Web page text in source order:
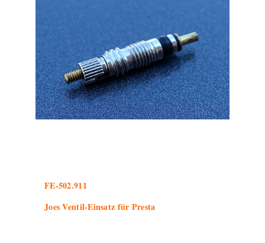
FE-502.911
Joes Ventil-Einsatz für Presta